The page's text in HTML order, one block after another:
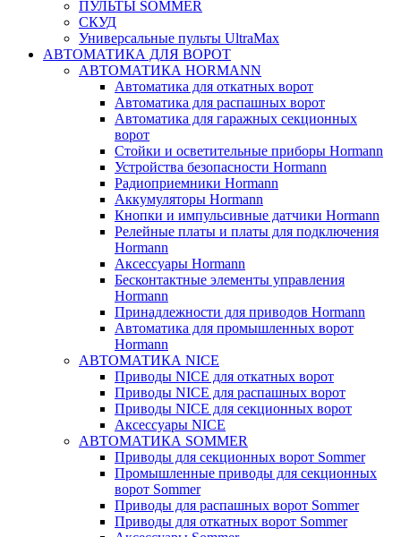
ПУЛЬТЫ SOMMER
СКУД
Универсальные пульты UltraMax
АВТОМАТИКА ДЛЯ ВОРОТ
АВТОМАТИКА HORMANN
Автоматика для откатных ворот
Автоматика для распашных ворот
Автоматика для гаражных секционных
ворот
Стойки и осветительные приборы Hormann
Устройства безопасности Hormann
Радиоприемники Hormann
Аккумуляторы Hormann
Кнопки и импульсивные датчики Hormann
Релейные платы и платы для подключения
Hormann
Аксессуары Hormann
Бесконтактные элементы управления
Hormann
Принадлежности для приводов Hormann
Автоматика для промышленных ворот
Hormann
АВТОМАТИКА NICE
Приводы NICE для откатных ворот
Приводы NICE для распашных ворот
Приводы NICE для секционных ворот
Аксессуары NICE
АВТОМАТИКА SOMMER
Приводы для секционных ворот Sommer
Промышленные приводы для секционных
ворот Sommer
Приводы для распашных ворот Sommer
Приводы для откатных ворот Sommer